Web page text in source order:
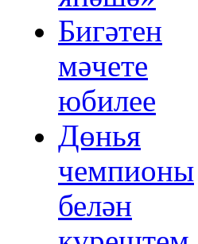
Бигәтен
мәчете
юбилее
Дөнья
чемпионы
белән